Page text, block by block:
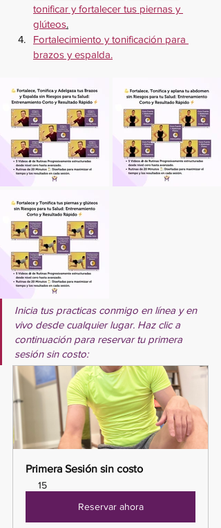
tonificar y fortalecer tus piernas y
glúteos.
Fortalecimiento y tonificación para
brazos y espalda.
Inicia tus practicas conmigo en línea y en
vivo desde cualquier lugar. Haz clic a
continuación para reservar tu primera
sesión sin costo:
Primera Sesión sin costo
15
Reservar ahora